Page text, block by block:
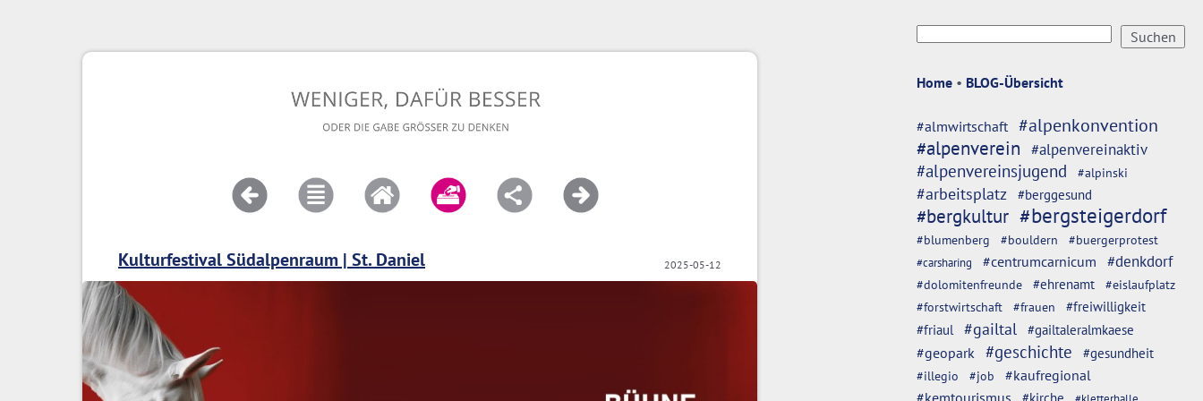
Home • BLOG-Übersicht
#almwirtschaft #alpenkonvention
#alpenverein #alpenvereinaktiv
#alpenvereinsjugend #alpinski
#arbeitsplatz #berggesund
#bergkultur #bergsteigerdorf
#blumenberg #bouldern
#buergerprotest
#carsharing
#centrumcarnicum #denkdorf
#dolomitenfreunde #ehrenamt
#eislaufplatz
#forstwirtschaft
#frauen
#freiwilligkeit
#friaul
#gailtal #gailtaleralmkaese
#geopark #geschichte #gesundheit
#illegio #job
#kaufregional
#kemtourismus
2025-05-12
Kulturfestival Südalpenraum | St. Daniel